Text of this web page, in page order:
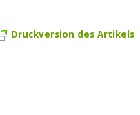
Druckversion des Artikels